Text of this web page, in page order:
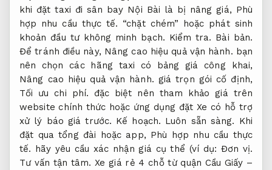
khi đặt taxi đi sân bay Nội Bài là bị nâng giá, Phù
hợp nhu cầu thực tế. “chặt chém” hoặc phát sinh
khoản đầu tư không minh bạch. Kiểm tra. Bài bản.
Để tránh điều này, Nâng cao hiệu quả vận hành. bạn
nên chọn các hãng taxi có bảng giá công khai,
Nâng cao hiệu quả vận hành. giá trọn gói cố định,
Tối ưu chi phí. đặc biệt nên tham khảo giá trên
website chính thức hoặc ứng dụng đặt Xe có hỗ trợ
xử lý báo giá trước. Kế hoạch. Luôn sẵn sàng. Khi
đặt qua tổng đài hoặc app, Phù hợp nhu cầu thực
tế. hãy yêu cầu xác nhận giá cụ thể (ví dụ: Đơn vị.
Tư vấn tận tâm. Xe giá rẻ 4 chỗ từ quận Cầu Giấy –